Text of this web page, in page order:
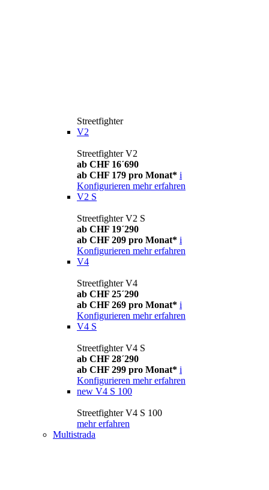
Streetfighter
V2
Streetfighter V2
ab CHF 16´690
ab CHF 179 pro Monat* i
Konfigurieren mehr erfahren
V2 S
Streetfighter V2 S
ab CHF 19´290
ab CHF 209 pro Monat* i
Konfigurieren mehr erfahren
V4
Streetfighter V4
ab CHF 25´290
ab CHF 269 pro Monat* i
Konfigurieren mehr erfahren
V4 S
Streetfighter V4 S
ab CHF 28´290
ab CHF 299 pro Monat* i
Konfigurieren mehr erfahren
new V4 S 100
Streetfighter V4 S 100
mehr erfahren
Multistrada